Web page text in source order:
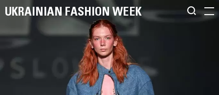
UKRAINIAN FASHION WEEK